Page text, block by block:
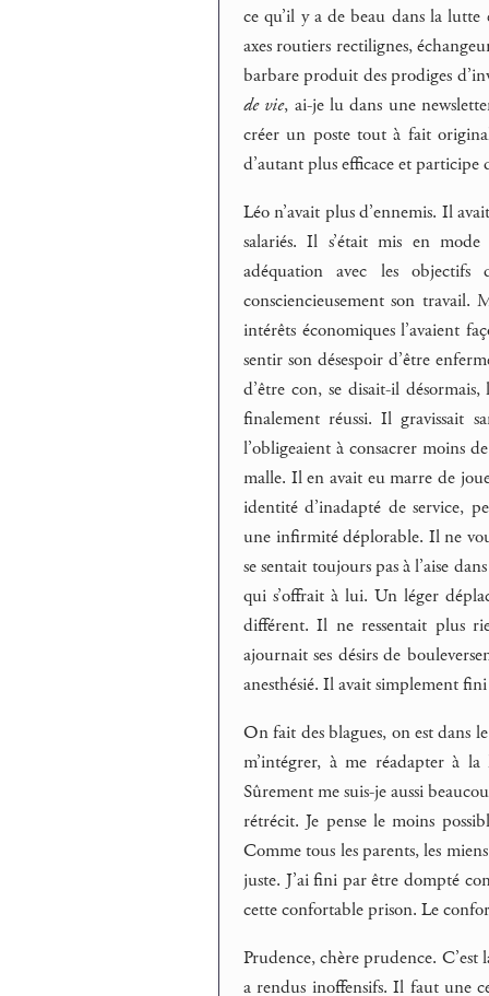
ce qu’il y a de beau dans la
axes routiers rectilignes,
barbare produit des prodiges
de vie, ai-je lu dans une
créer un poste tout à fait
d’autant plus efficace et participe
Léo n’avait plus d’ennemis. Il
salariés. Il s’était mis en
adéquation avec les
consciencieusement son travail.
intérêts économiques l’avaient
sentir son désespoir d’être
d’être con, se disait-il
finalement réussi. Il gravissait
l’obligeaient à consacrer moins
malle. Il en avait eu marre de
identité d’inadapté de service,
une infirmité déplorable. Il ne
se sentait toujours pas à l’aise
qui s’offrait à lui. Un léger
différent. Il ne ressentait plus
ajournait ses désirs de
anesthésié. Il avait simplement
On fait des blagues, on est dans
m’intégrer, à me réadapter à la
Sûrement me suis-je aussi
rétrécit. Je pense le moins
Comme tous les parents, les
juste. J’ai fini par être dompté
cette confortable prison. Le
Prudence, chère prudence. C’est
a rendus inoffensifs. Il faut une